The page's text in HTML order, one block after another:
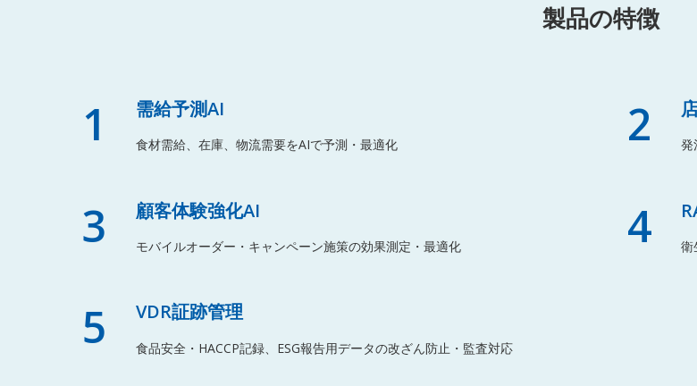
製品の特徴
1 需給予測AI
食材需給、在庫、物流需要をAIで予測・最適化 2 発
3 顧客体験強化AI
モバイルオーダー・キャンペーン施策の効果測定・最適化 4 衛
5 VDR証跡管理
食品安全・HACCP記録、ESG報告用データの改ざん防止・監査対応